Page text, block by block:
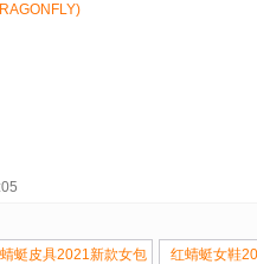
蜓皮具2021新款女包 红蜻蜓女鞋